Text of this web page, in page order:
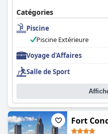
Catégories
Piscine
Piscine Extérieure
Voyage d'Affaires
Salle de Sport
Fort